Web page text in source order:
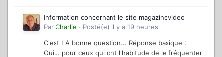
Information concernant le site magazinevideo
Par Charlie · Posté(e) il y a 19 heures
C'est LA bonne question... Réponse basique :
Oui... pour ceux qui ont l'habitude de le fréquenter